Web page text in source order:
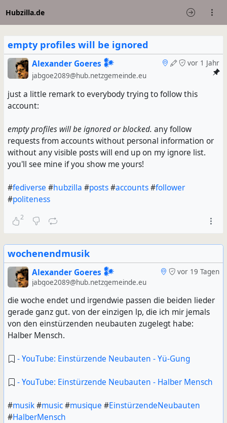
Hubzilla.de
empty profiles will be ignored
vor 1 Jahr
Alexander Goeres 𒀯
jabgoe2089@hub.netzgemeinde.eu
just a little remark to everybody trying to follow this
account:
empty profiles will be ignored or blocked. any follow
requests from accounts without personal information or
without any visible posts will end up on my ignore list.
you'll see mine if you show me yours!
#fediverse #hubzilla #posts#accounts#follower
#politeness
2
wochenendmusik
vor 19 Tagen
Alexander Goeres 𒀯
jabgoe2089@hub.netzgemeinde.eu
die woche endet und irgendwie passen die beiden lieder
gerade ganz gut. von der einzigen lp, die ich mir jemals
von den einstürzenden neubauten zugelegt habe:
Halber Mensch.
- YouTube: Einstürzende Neubauten - Yü-Gung
- YouTube: Einstürzende Neubauten - Halber Mensch
#musik#music#musique #EinstürzendeNeubauten
#HalberMensch